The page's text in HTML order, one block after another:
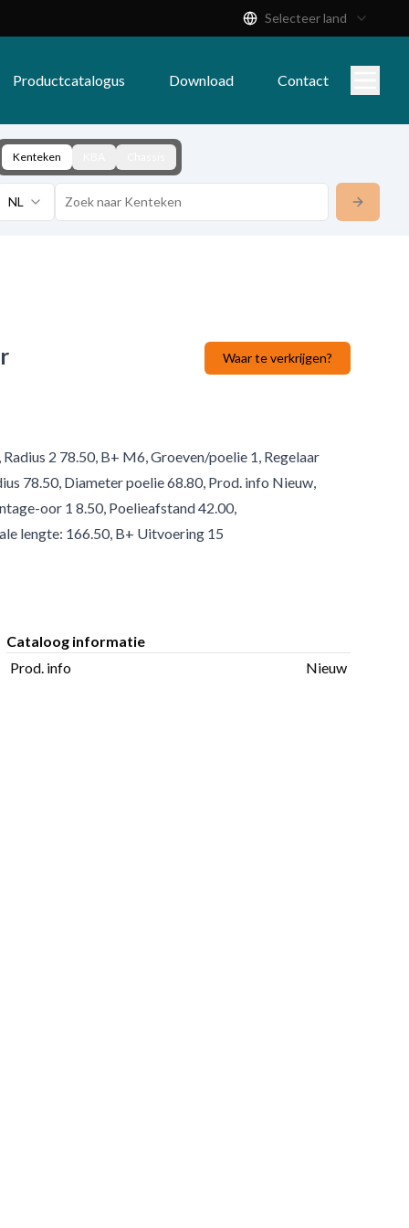
Selecteer land
Productcatalogus Download Contact
Kenteken
NL
Waar te verkrijgen?
2 78.50, B+ M6, Groeven/poelie 1, Regelaar
78.50, Diameter poelie 68.80, Prod. info Nieuw,
oor 1 8.50, Poelieafstand 42.00,
lengte: 166.50, B+ Uitvoering 15
Cataloog informatie
Prod. info
Nieuw